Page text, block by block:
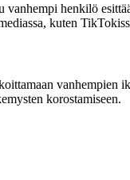
henkilö
kuten
vanhempien
korostamiseen.